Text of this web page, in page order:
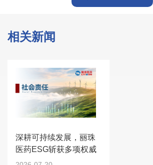
相关新闻
深耕可持续发展，丽珠
医药ESG斩获多项权威
荣誉